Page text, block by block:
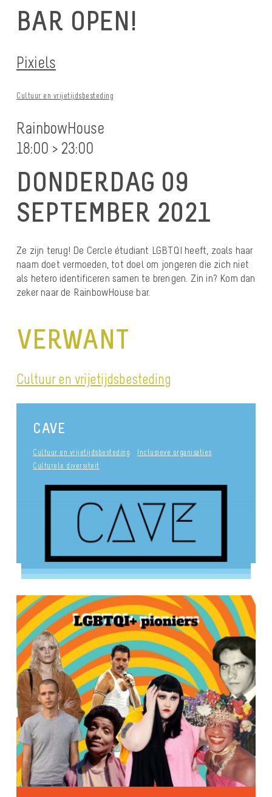
BAR OPEN!
Pixiels
Cultuur en vrijetijdsbesteding
RainbowHouse
18:00 > 23:00
DONDERDAG 09
SEPTEMBER 2021
Ze zijn terug! De Cercle étudiant LGBTQI heeft, zoals haar
naam doet vermoeden, tot doel om jongeren die zich niet
als hetero identificeren samen te brengen. Zin in? Kom dan
zeker naar de RainbowHouse bar.
VERWANT
Cultuur en vrijetijdsbesteding
CAVE
Cultuur en vrijetijdsbesteding
Inclusieve organisaties
Culturele diversiteit